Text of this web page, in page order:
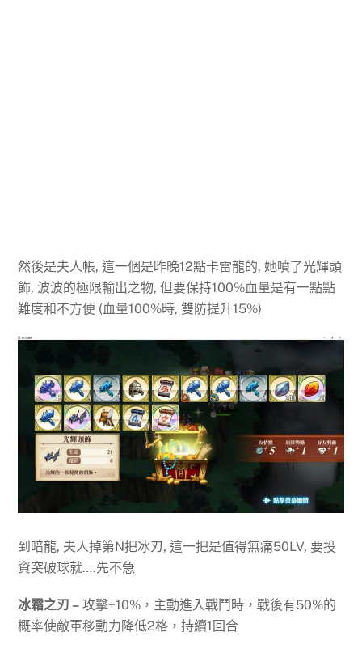
然後是夫人帳, 這一個是昨晚12點卡雷龍的, 她噴了光輝頭
飾, 波波的極限輸出之物, 但要保持100%血量是有一點點
難度和不方便 (血量100%時, 雙防提升15%)
到暗龍, 夫人掉第N把冰刃, 這一把是值得無痛50LV, 要投
資突破球就….先不急
冰霜之刃 –攻擊+10%，主動進入戰鬥時，戰後有50%的
概率使敵軍移動力降低2格，持續1回合